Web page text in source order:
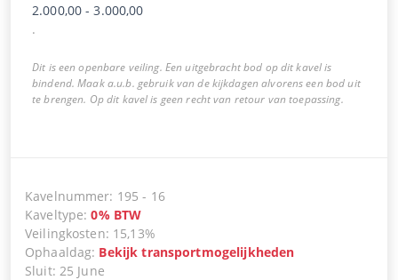
2.000,00 -3.000,00
.
Dit is een openbare veiling. Een uitgebracht bod op dit kavel is
bindend. Maak a.u.b. gebruik van de kijkdagen alvorens een bod uit
te brengen. Op dit kavel is geen recht van retour van toepassing.
Kavelnummer: 195 - 16
Kaveltype:0% BTW
Veilingkosten: 15,13%
Ophaaldag: Bekijk transportmogelijkheden
Sluit: 25 June